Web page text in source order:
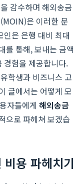
감수하며 해외송금
은 이러한 문
은 은행 대비 최대
를 통해, 보내는 금액
경험을 제공합니다.
학생과 비즈니스 고
글에서는 어떻게 모
자들에게 해외송금
으로 파헤쳐 보겠습
용 파헤치기